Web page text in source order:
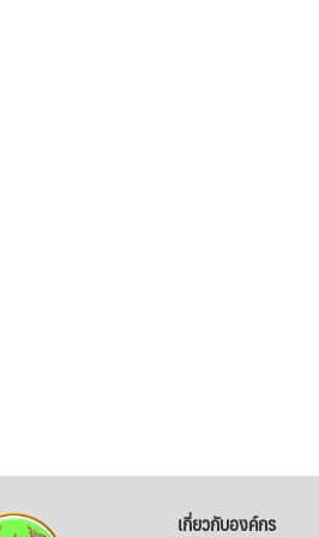
เกี่ยวกับองค์กร